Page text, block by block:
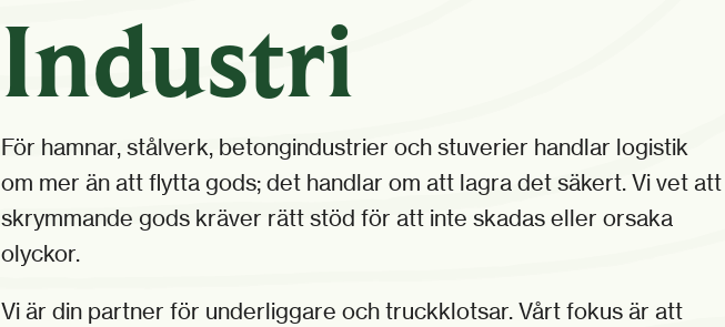
Industri
För hamnar, stålverk, betongindustrier och stuverier handlar logistik
om mer än att flytta gods; det handlar om att lagra det säkert. Vi vet att
skrymmande gods kräver rätt stöd för att inte skadas eller orsaka
olyckor.
Vi är din partner för underliggare och truckklotsar. Vårt fokus är att